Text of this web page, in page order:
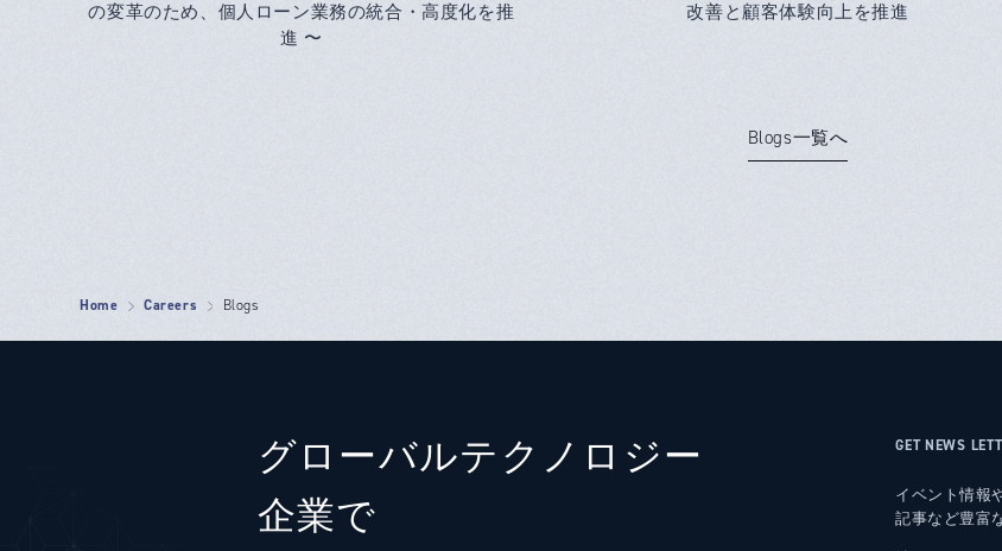
の変革のため、個人ローン業務の統合・高度化を推
進 〜
改善と顧客体験向上を推進
Blogs一覧へ
Home Careers Blogs
グローバルテクノロジー
企業で
GET NEWS
イベント情報
記事など豊富